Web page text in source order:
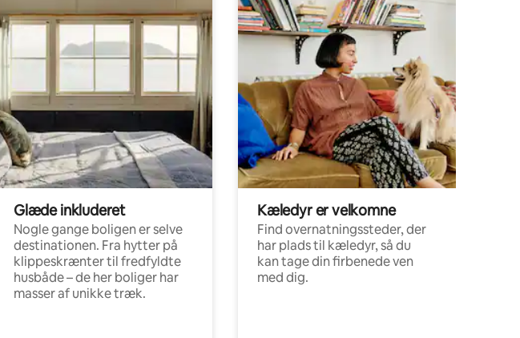
Glæde inkluderet
Nogle gange boligen er selve
destinationen. Fra hytter på
klippeskrænter til fredfyldte
husbåde – de her boliger har
masser af unikke træk.
Kæledyr er velkomne
Find overnatningssteder, der
har plads til kæledyr, så du
kan tage din firbenede ven
med dig.